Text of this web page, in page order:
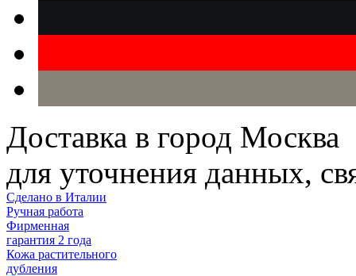
Доставка в город Москва
для уточнения данных,
Сделано в Италии
Ручная работа
Фирменная
гарантия 2 года
Кожа растительного
дубления